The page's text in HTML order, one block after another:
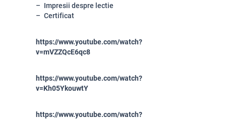
Impresii despre lectie
Certificat
https://www.youtube.com/watch?
v=mVZZQcE6qc8
https://www.youtube.com/watch?
v=Kh05YkouwtY
https://www.youtube.com/watch?